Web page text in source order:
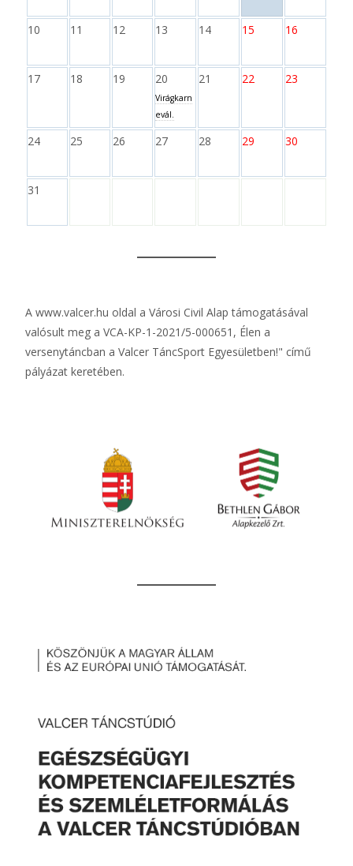
10 11 12 13 14 15 16
17 18 19 20
Virágkarn
evál.
21 22 23
24 25 26 27 28 29 30
31
A www.valcer.hu oldal a Városi Civil Alap támogatásával
valósult meg a VCA-KP-1-2021/5-000651, Élen a
versenytáncban a Valcer TáncSport Egyesületben!" című
pályázat keretében.